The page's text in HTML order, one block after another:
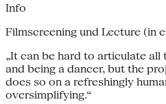
Info
Filmscreening und Lecture (in
„It can be hard to articulate
and being a dancer, but the
does so on a refreshingly
oversimplifying.“